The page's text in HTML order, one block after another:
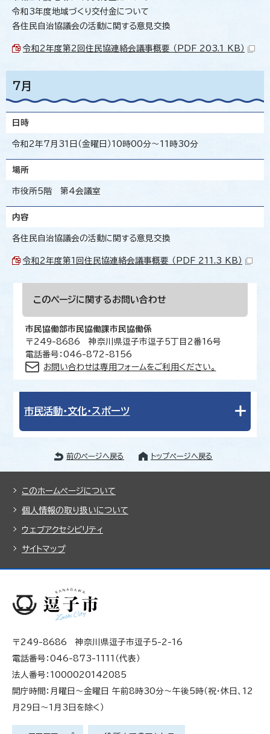
令和3年度地域づくり交付金について
各住民自治協議会の活動に関する意見交換
令和2年度第2回住民協連絡会議事概要 （PDF 203.1 KB）
7月
日時
令和2年7月31日（金曜日）10時00分～11時30分
場所
市役所5階 第4会議室
内容
各住民自治協議会の活動に関する意見交換
令和2年度第1回住民協連絡会議事概要 （PDF 211.3 KB）
このページに関する お問い合わせ
市民協働部市民協働課市民協働係
〒249-8686 神奈川県逗子市逗子5丁目2番16号
電話番号：046-872-8156
お問い合わせは専用フォームをご利用ください。
市民活動・文化・スポーツ
前のページへ戻る トップページへ戻る
このホームページについて
個人情報の取り扱いについて
ウェブアクセシビリティ
サイトマップ
〒249-8686 神奈川県逗子市逗子5-2-16
電話番号：046-873-1111（代表）
法人番号：1000020142085
開庁時間：月曜日～金曜日 午前8時30分～午後5時（祝・休日、12
月29日～1月3日を除く）